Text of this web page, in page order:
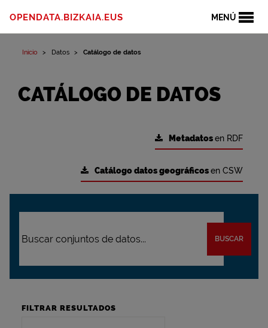
MENÚ
OPENDATA.BIZKAIA.EUS
Inicio Datos Catálogo de datos
CATÁLOGO DE DATOS
Metadatosen RDF
Catálogo datos geográficosen CSW
BUSCAR
FILTRAR RESULTADOS